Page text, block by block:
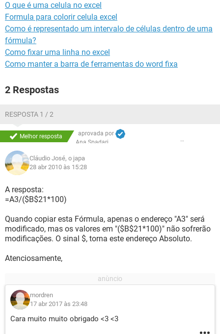
O que é uma celula no excel
Formula para colorir celula excel
Como é representado um intervalo de células dentro de uma
fórmula?
Como fixar uma linha no excel
Como manter a barra de ferramentas do word fixa
2 Respostas
RESPOSTA 1 / 2
Melhor resposta
aprovada por
Ana Spadari
Cláudio José, o japa
28 abr 2010 às 15:28
A resposta:
=A3/($B$21*100)
Quando copiar esta Fórmula, apenas o endereço "A3" será
modificado, mas os valores em "($B$21*100)" não sofrerão
modificações. O sinal $, torna este endereço Absoluto.
Atenciosamente,
mordren
17 abr 2017 às 23:48
Cara muito muito obrigado <3 <3